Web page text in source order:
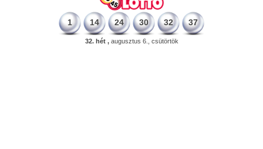
1 14 24 30 32 37
32. hét ,augusztus 6., csütörtök